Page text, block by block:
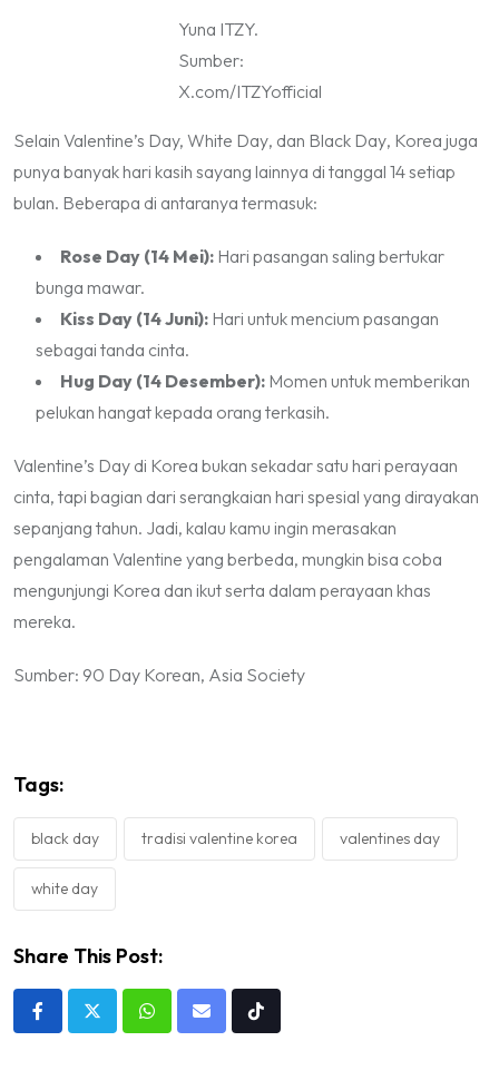
Yuna ITZY.
Sumber:
X.com/ITZYofficial
Selain Valentine’s Day, White Day, dan Black Day, Korea juga
punya banyak hari kasih sayang lainnya di tanggal 14 setiap
bulan. Beberapa di antaranya termasuk:
Rose Day (14 Mei): Hari pasangan saling bertukar
bunga mawar.
Kiss Day (14 Juni): Hari untuk mencium pasangan
sebagai tanda cinta.
Hug Day (14 Desember): Momen untuk memberikan
pelukan hangat kepada orang terkasih.
Valentine’s Day di Korea bukan sekadar satu hari perayaan
cinta, tapi bagian dari serangkaian hari spesial yang dirayakan
sepanjang tahun. Jadi, kalau kamu ingin merasakan
pengalaman Valentine yang berbeda, mungkin bisa coba
mengunjungi Korea dan ikut serta dalam perayaan khas
mereka.
Sumber: 90 Day Korean, Asia Society
Tags:
black day tradisi valentine korea valentines day
white day
Share This Post:
Whatsapp
Share
Tiktok